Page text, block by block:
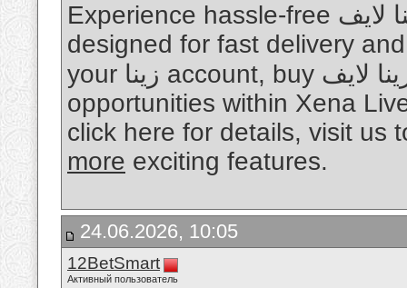
Experience hassle-free شحن زينا لايف with a secure platform
designed for fast delivery
your زينا account, buy كوينز زينا لايف, and unlock more
opportunities within Xena
click here for details, visit us
more exciting features.
24.06.2026, 10:05
12BetSmart
Активный пользователь